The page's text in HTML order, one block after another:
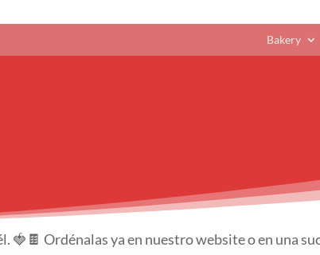
Bakery
🍓🍫 Ordénalas ya en nuestro website o en una